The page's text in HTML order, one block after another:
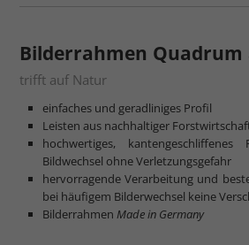
Bilderrahmen Quadrum
trifft auf Natur
einfaches und geradliniges Profil
Leisten aus nachhaltiger
hochwertiges,
Bildwechsel ohne Verletzungsgefahr
hervorragende Verarbeitung und
bei häufigem Bilderwechsel keine
Bilderrahmen Made in Germany